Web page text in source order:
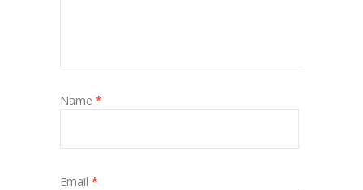
Name *
Email *